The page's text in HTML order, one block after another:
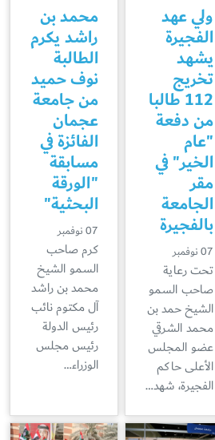
ولي عهد
الفجيرة
يشهد
تخريج
112 طالبا
من دفعة
"عام
الخير" في
مقر
الجامعة
بالفجيرة
07 نوفمبر
تحت رعاية
صاحب السمو
الشيخ حمد بن
محمد الشرقي
عضو المجلس
الأعلى حاكم
الفجيرة، شهد…
محمد بن
راشد يكرم
الطالبة
نوف حميد
من جامعة
عجمان
الفائزة في
مسابقة
"الورقة
البحثية"
07 نوفمبر
كرم صاحب
السمو الشيخ
محمد بن راشد
آل مكتوم نائب
رئيس الدولة
رئيس مجلس
الوزراء…